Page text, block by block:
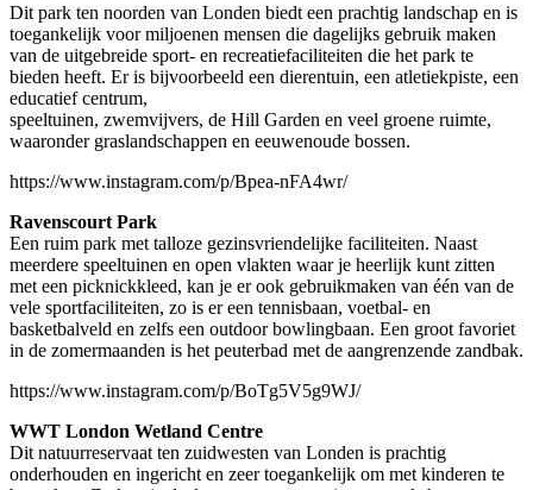
Dit park ten noorden van Londen biedt een prachtig landschap en is
toegankelijk voor miljoenen mensen die dagelijks gebruik maken
van de uitgebreide sport- en recreatiefaciliteiten die het park te
bieden heeft. Er is bijvoorbeeld een dierentuin, een atletiekpiste, een
educatief centrum,
speeltuinen, zwemvijvers, de Hill Garden en veel groene ruimte,
waaronder graslandschappen en eeuwenoude bossen.
https://www.instagram.com/p/Bpea-nFA4wr/
Ravenscourt Park
Een ruim park met talloze gezinsvriendelijke faciliteiten. Naast
meerdere speeltuinen en open vlakten waar je heerlijk kunt zitten
met een picknickkleed, kan je er ook gebruikmaken van één van de
vele sportfaciliteiten, zo is er een tennisbaan, voetbal- en
basketbalveld en zelfs een outdoor bowlingbaan. Een groot favoriet
in de zomermaanden is het peuterbad met de aangrenzende zandbak.
https://www.instagram.com/p/BoTg5V5g9WJ/
WWT London Wetland Centre
Dit natuurreservaat ten zuidwesten van Londen is prachtig
onderhouden en ingericht en zeer toegankelijk om met kinderen te